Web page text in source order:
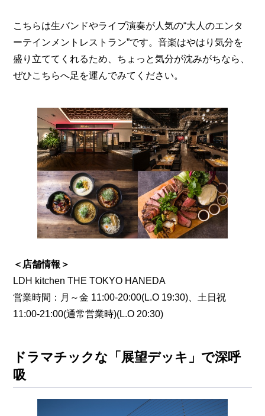
こちらは生バンドやライブ演奏が人気の“大人のエンタ
ーテインメントレストラン”です。音楽はやはり気分を
盛り立ててくれるため、ちょっと気分が沈みがちなら、
ぜひこちらへ足を運んでみてください。
＜店舗情報＞
LDH kitchen THE TOKYO HANEDA
営業時間：月～金 11:00-20:00(L.O 19:30)、土日祝
11:00-21:00(通常営業時)(L.O 20:30)
ドラマチックな「展望デッキ」で深呼
吸